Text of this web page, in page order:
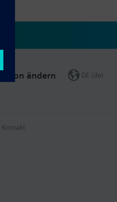
Region ändern DE (de)
Kontakt